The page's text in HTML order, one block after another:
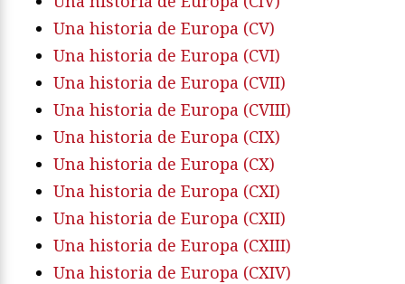
Una historia de Europa (CV)
Una historia de Europa (CVI)
Una historia de Europa (CVII)
Una historia de Europa (CVIII)
Una historia de Europa (CIX)
Una historia de Europa (CX)
Una historia de Europa (CXI)
Una historia de Europa (CXII)
Una historia de Europa (CXIII)
Una historia de Europa (CXIV)